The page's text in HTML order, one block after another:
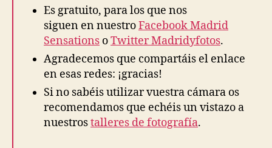
Es gratuito, para los que nos
siguen en nuestroFacebook Madrid
Sensations oTwitter Madridyfotos.
Agradecemos que compartáis el enlace
en esas redes: ¡gracias!
Si no sabéis utilizar vuestra cámara os
recomendamos que echéis un vistazo a
nuestrostalleres de fotografía.